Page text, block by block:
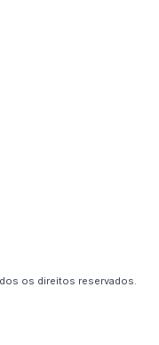
os direitos reservados.